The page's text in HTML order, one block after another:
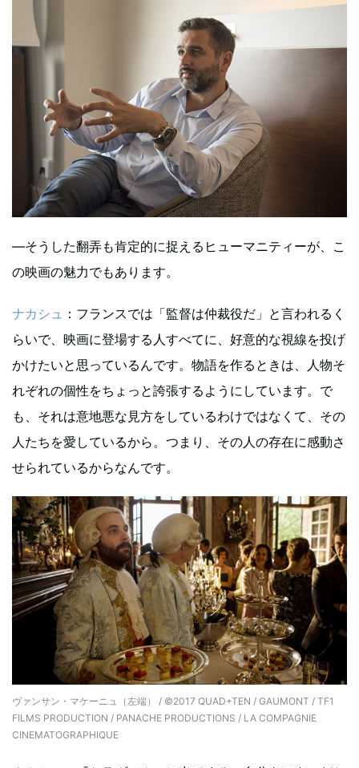
—そうした翻弄も肯定的に捉えるヒューマニティーが、こ
の映画の魅力でもあります。
ナカシュ ：フランスでは「監督は仲裁役だ」と言われるく
らいで、映画に登場する人すべてに、好意的な視線を投げ
かけたいと思っているんです。物語を作るときは、人物そ
れぞれの個性をちょっと誇張するようにしています。で
も、それは意地悪な見方をしているわけではなくて、その
人たちを愛しているから。つまり、その人の存在に感動さ
せられているからなんです。
ヴァンサン・マケーニュ（左端） / ©2017 QUAD+TEN / GAUMONT / TF1
FILMS PRODUCTION / PANACHE PRODUCTIONS / LA COMPAGNIE
CINEMATOGRAPHIQUE